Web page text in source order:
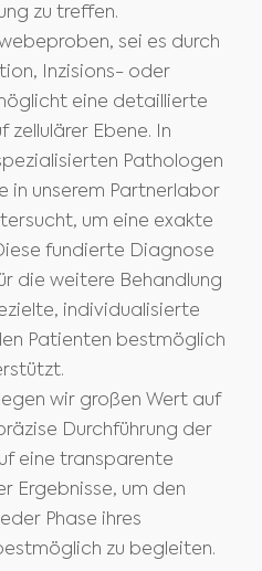
zu treffen.
sei es durch
Inzisions- oder
eine detaillierte
zellulärer Ebene. In
Pathologen
in unserem Partnerlabor
um eine exakte
fundierte Diagnose
die weitere Behandlung
individualisierte
Patienten bestmöglich
wir großen Wert auf
Durchführung der
eine transparente
Ergebnisse, um den
Phase ihres
zu begleiten.